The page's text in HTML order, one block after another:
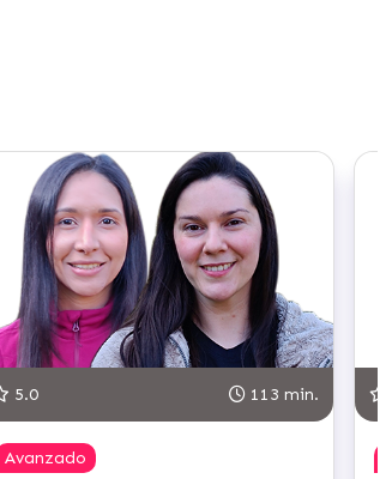
5.0 113 min.
Avanzado